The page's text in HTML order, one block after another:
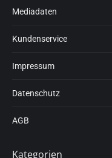
Mediadaten
Kundenservice
Impressum
Datenschutz
AGB
Kategorien